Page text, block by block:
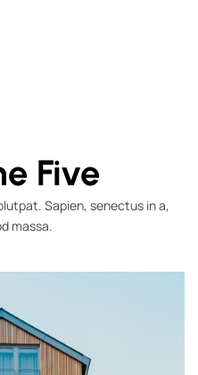
Five
Sapien, senectus in a,
massa.